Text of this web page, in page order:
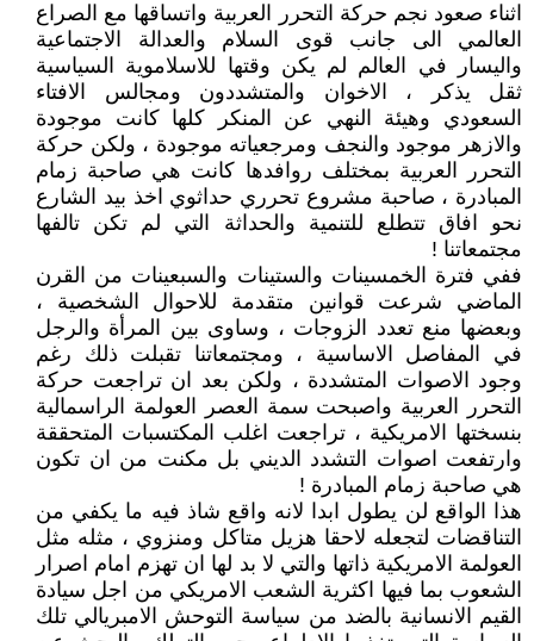
اثناء صعود نجم حركة التحرر العربية واتساقها مع الصراع
العالمي الى جانب قوى السلام والعدالة الاجتماعية
واليسار في العالم لم يكن وقتها للاسلاموية السياسية
ثقل يذكر ، الاخوان والمتشددون ومجالس الافتاء
السعودي وهيئة النهي عن المنكر كلها كانت موجودة
والازهر موجود والنجف ومرجعياته موجودة ، ولكن حركة
التحرر العربية بمختلف روافدها كانت هي صاحبة زمام
المبادرة ، صاحبة مشروع تحرري حداثوي اخذ بيد الشارع
نحو افاق تتطلع للتنمية والحداثة التي لم تكن تالفها
مجتمعاتنا !
ففي فترة الخمسينات والستينات والسبعينات من القرن
الماضي شرعت قوانين متقدمة للاحوال الشخصية ،
وبعضها منع تعدد الزوجات ، وساوى بين المرأة والرجل
في المفاصل الاساسية ، ومجتمعاتنا تقبلت ذلك رغم
وجود الاصوات المتشددة ، ولكن بعد ان تراجعت حركة
التحرر العربية واصبحت سمة العصر العولمة الراسمالية
بنسختها الامريكية ، تراجعت اغلب المكتسبات المتحققة
وارتفعت اصوات التشدد الديني بل مكنت من ان تكون
هي صاحبة زمام المبادرة !
هذا الواقع لن يطول ابدا لانه واقع شاذ فيه ما يكفي من
التناقضات لتجعله لاحقا هزيل متاكل ومنزوي ، مثله مثل
العولمة الامريكية ذاتها والتي لا بد لها ان تهزم امام اصرار
الشعوب بما فيها اكثرية الشعب الامريكي من اجل سيادة
القيم الانسانية بالضد من سياسة التوحش الامبريالي تلك